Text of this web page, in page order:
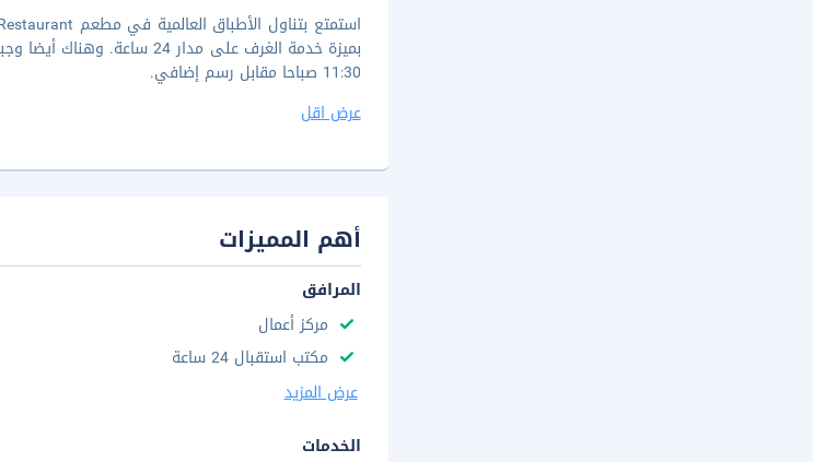
11:30 صباحا مقابل رسم إضافي.
عرض اقل
أهم المميزات
المرافق
مركز أعمال
مكتب استقبال 24 ساعة
عرض المزيد
الخدمات